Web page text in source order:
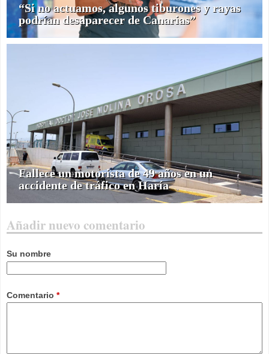
“Si no actuamos, algunos tiburones y rayas
podrían desaparecer de Canarias”
Fallece un motorista de 49 años en un
accidente de tráfico en Haría
Añadir nuevo comentario
Su nombre
Comentario *